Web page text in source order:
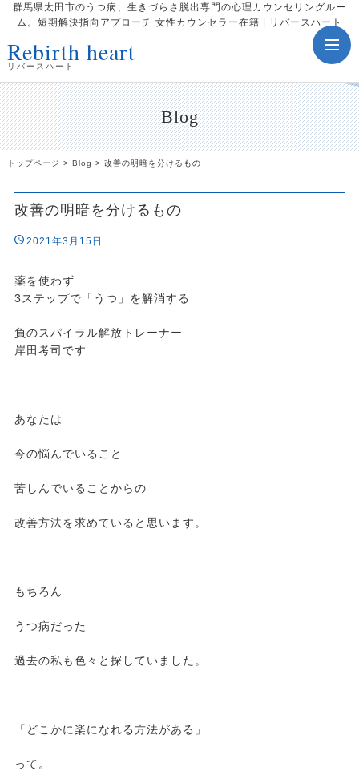
群馬県太田市のうつ病、生きづらさ脱出専門の心理カウンセリングルー
ム。短期解決指向アプローチ 女性カウンセラー在籍 | リバースハート
Rebirth heart
リバースハート
Blog
トップページ > Blog > 改善の明暗を分けるもの
改善の明暗を分けるもの
2021年3月15日
薬を使わず
3ステップで「うつ」を解消する
負のスパイラル解放トレーナー
岸田考司です
あなたは
今の悩んでいること
苦しんでいることからの
改善方法を求めていると思います。
もちろん
うつ病だった
過去の私も色々と探していました。
「どこかに楽になれる方法がある」
って。
toggle